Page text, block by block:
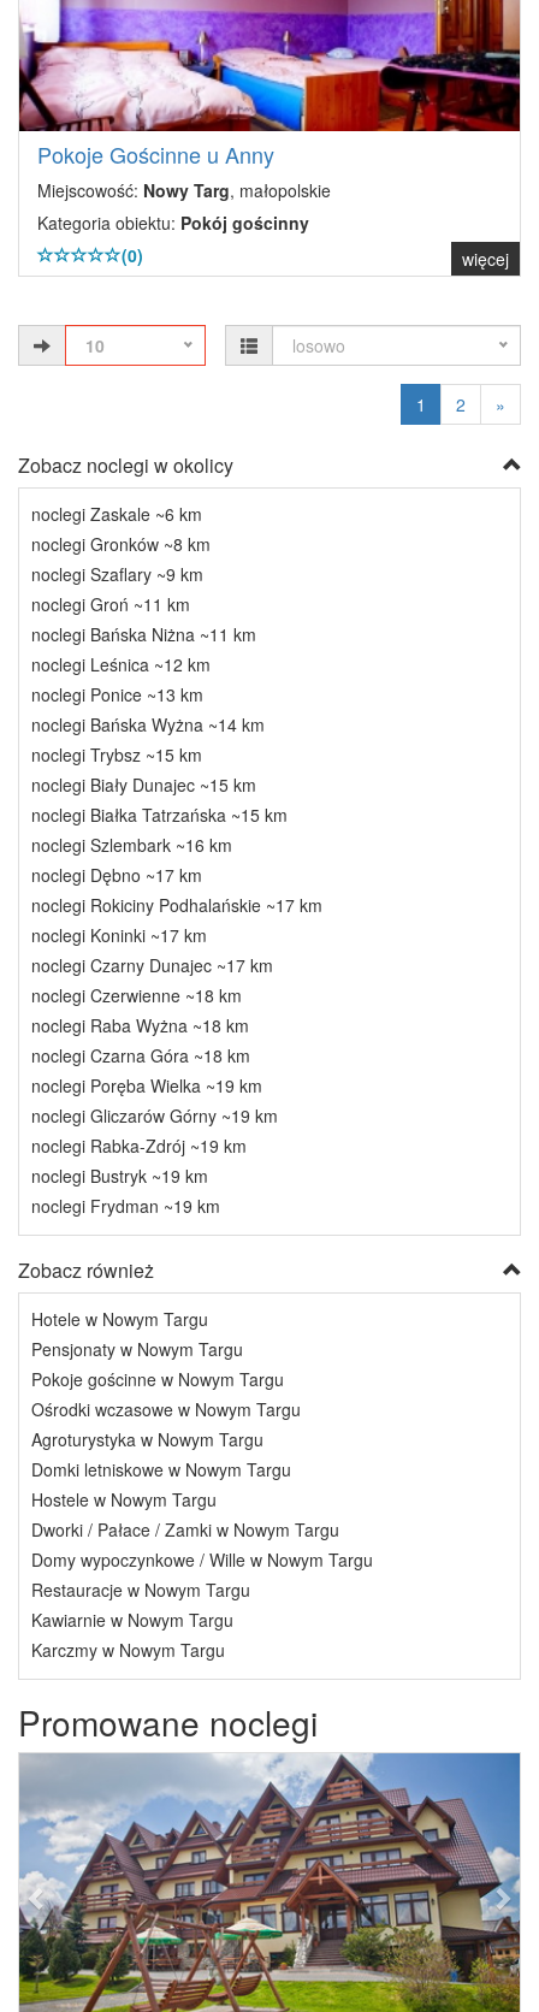
Pokoje Gościnne u Anny
Miejscowość: Nowy Targ, małopolskie
Kategoria obiektu: Pokój gościnny
(0)
więcej
10 losowo
1 2 »
Zobacz noclegi w okolicy
noclegi Zaskale ~6 km
noclegi Gronków ~8 km
noclegi Szaflary ~9 km
noclegi Groń ~11 km
noclegi Bańska Niżna ~11 km
noclegi Leśnica ~12 km
noclegi Ponice ~13 km
noclegi Bańska Wyżna ~14 km
noclegi Trybsz ~15 km
noclegi Biały Dunajec ~15 km
noclegi Białka Tatrzańska ~15 km
noclegi Szlembark ~16 km
noclegi Dębno ~17 km
noclegi Rokiciny Podhalańskie ~17 km
noclegi Koninki ~17 km
noclegi Czarny Dunajec ~17 km
noclegi Czerwienne ~18 km
noclegi Raba Wyżna ~18 km
noclegi Czarna Góra ~18 km
noclegi Poręba Wielka ~19 km
noclegi Gliczarów Górny ~19 km
noclegi Rabka-Zdrój ~19 km
noclegi Bustryk ~19 km
noclegi Frydman ~19 km
Zobacz również
Hotele w Nowym Targu
Pensjonaty w Nowym Targu
Pokoje gościnne w Nowym Targu
Ośrodki wczasowe w Nowym Targu
Agroturystyka w Nowym Targu
Domki letniskowe w Nowym Targu
Hostele w Nowym Targu
Dworki / Pałace / Zamki w Nowym Targu
Domy wypoczynkowe / Wille w Nowym Targu
Restauracje w Nowym Targu
Kawiarnie w Nowym Targu
Karczmy w Nowym Targu
Promowane noclegi